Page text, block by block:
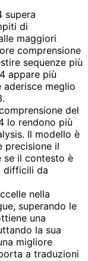
supera
di
maggiori
comprensione
sequenze più
appare più
aderisce meglio
del
lo rendono più
Il modello è
precisione il
se il contesto è
difficili da
nella
superando le
una
la sua
migliore
a traduzioni